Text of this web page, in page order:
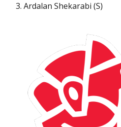
Ardalan Shekarabi (S)